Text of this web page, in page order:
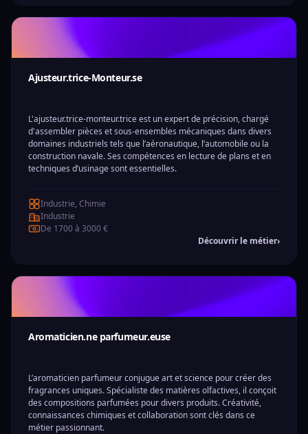
Ajusteur.trice-Monteur.se
L'ajusteur.trice-monteur.trice est un expert de précision, chargé
d'assembler pièces et sous-ensembles mécaniques dans divers
domaines industriels tels que l’aéronautique, l’automobile ou la
construction navale. Ses compétences en lecture de plans et en
techniques d’usinage sont essentielles.
Industrie, Chimie
Industrie
De 1700 à 3000 €
Découvrir le métier›
Aromaticien.ne parfumeur.euse
L’aromaticien parfumeur conjugue art et science pour créer des
fragrances uniques. Spécialiste des matières olfactives, il conçoit
des compositions parfumées pour divers produits. Créativité,
connaissances chimiques et collaboration sont clés dans ce
métier passionnant.